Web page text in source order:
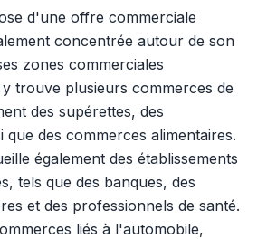
d'une offre commerciale
concentrée autour de son
zones commerciales
trouve plusieurs commerces de
des supérettes, des
que des commerces alimentaires.
également des établissements
tels que des banques, des
et des professionnels de santé.
liés à l'automobile,